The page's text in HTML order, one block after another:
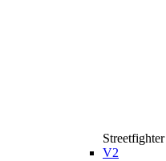
Streetfighter
V2